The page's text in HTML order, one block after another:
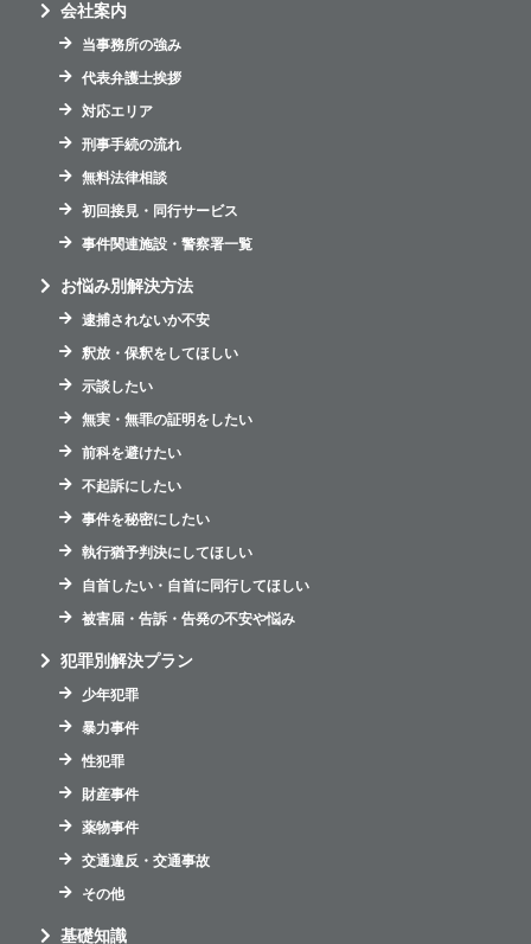
会社案内
当事務所の強み
代表弁護士挨拶
対応エリア
刑事手続の流れ
無料法律相談
初回接見・同行サービス
事件関連施設・警察署一覧
お悩み別解決方法
逮捕されないか不安
釈放・保釈をしてほしい
示談したい
無実・無罪の証明をしたい
前科を避けたい
不起訴にしたい
事件を秘密にしたい
執行猶予判決にしてほしい
自首したい・自首に同行してほしい
被害届・告訴・告発の不安や悩み
犯罪別解決プラン
少年犯罪
暴力事件
性犯罪
財産事件
薬物事件
交通違反・交通事故
その他
基礎知識